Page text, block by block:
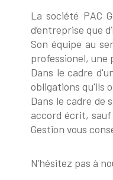
La société PAC
d’entreprise que
Son équipe au
professionel, une
Dans le cadre
obligations qu'ils
Dans le cadre de
accord écrit, sauf
Gestion vous
N’hésitez pas à